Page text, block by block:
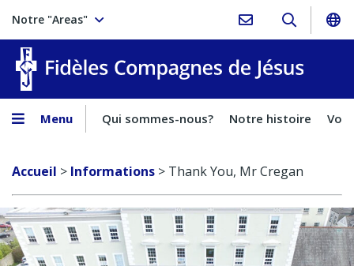
Notre "Areas"
Menu Qui sommes-nous? Notre histoire
Accueil > Informations > Thank You, Mr Cregan